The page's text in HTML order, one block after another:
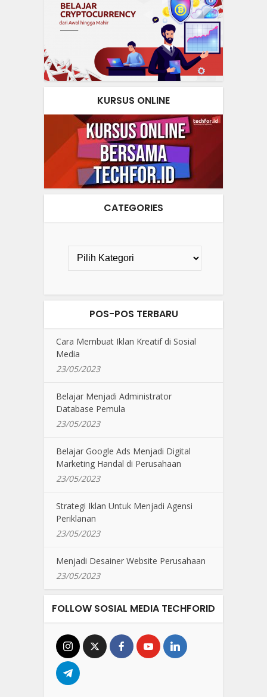
KURSUS ONLINE
CATEGORIES
POS-POS TERBARU
Cara Membuat Iklan Kreatif di Sosial
Media
23/05/2023
Belajar Menjadi Administrator
Database Pemula
23/05/2023
Belajar Google Ads Menjadi Digital
Marketing Handal di Perusahaan
23/05/2023
Strategi Iklan Untuk Menjadi Agensi
Periklanan
23/05/2023
Menjadi Desainer Website Perusahaan
23/05/2023
FOLLOW SOSIAL MEDIA TECHFORID